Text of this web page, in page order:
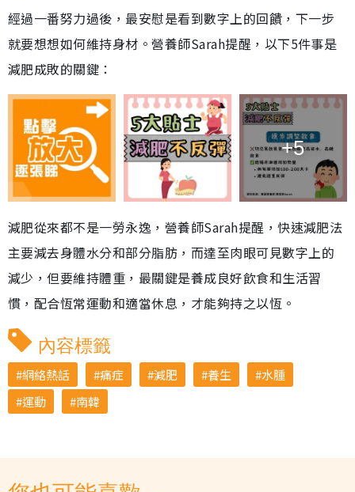
經過一番努力過後，最安慰是看到數字上的回饋，下一步
就要想想如何維持身材。營養師Sarah提醒，以下5件事是
減肥成敗的關鍵：
+5
減肥從來都不是一勞永逸，營養師Sarah提醒，快速減肥法
主要減去身體水分和部分脂肪，而達至肉眼可見數字上的
減少，但要維持體重，最關鍵是養成良好飲食和生活習
慣，配合恆常運動和適當休息，才能夠持之以恆。
內容標籤
網絡熱話 痛症 減肥 養生
水腫
運動
南韓